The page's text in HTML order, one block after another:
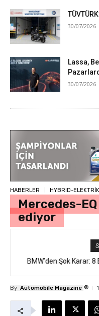
30/07/2026
Lassa,
30/07/2026